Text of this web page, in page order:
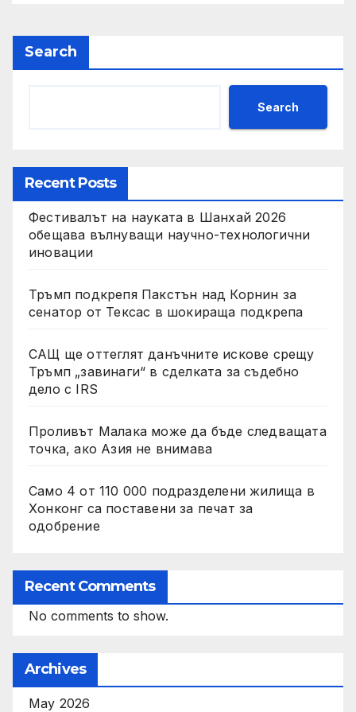
Search
Search
Recent Posts
Фестивалът на науката в Шанхай 2026
обещава вълнуващи научно-технологични
иновации
Тръмп подкрепя Пакстън над Корнин за
сенатор от Тексас в шокираща подкрепа
САЩ ще оттеглят данъчните искове срещу
Тръмп „завинаги“ в сделката за съдебно
дело с IRS
Проливът Малака може да бъде следващата
точка, ако Азия не внимава
Само 4 от 110 000 подразделени жилища в
Хонконг са поставени за печат за
одобрение
Recent Comments
No comments to show.
Archives
May 2026